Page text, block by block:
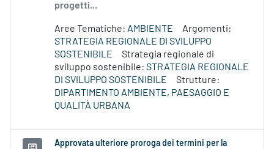
progetti...
Aree Tematiche: AMBIENTE
Argomenti:
STRATEGIA REGIONALE DI SVILUPPO
SOSTENIBILE
Strategia regionale di
sviluppo sostenibile: STRATEGIA REGIONALE
DI SVILUPPO SOSTENIBILE
Strutture:
DIPARTIMENTO AMBIENTE, PAESAGGIO E
QUALITÀ URBANA
Approvata ulteriore proroga dei termini per la